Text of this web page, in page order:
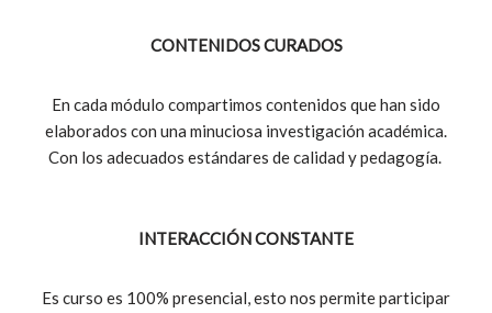
CONTENIDOS CURADOS
En cada módulo compartimos contenidos que han sido
elaborados con una minuciosa investigación académica.
Con los adecuados estándares de calidad y pedagogía.
INTERACCIÓN CONSTANTE
Es curso es 100% presencial, esto nos permite participar